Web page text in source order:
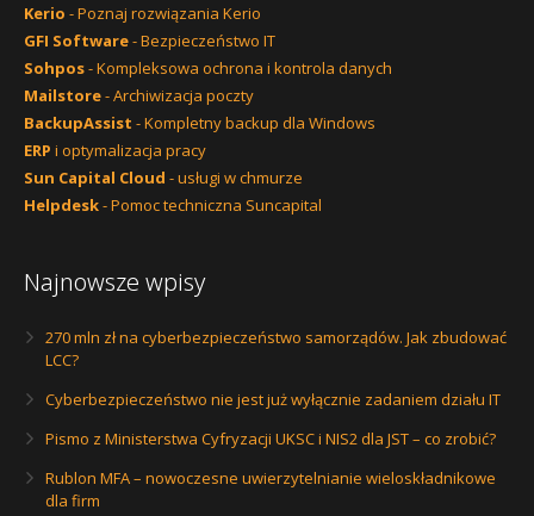
Kerio - Poznaj rozwiązania Kerio
GFI Software- Bezpieczeństwo IT
Sohpos- Kompleksowa ochrona i kontrola danych
Mailstore- Archiwizacja poczty
BackupAssist - Kompletny backup dla Windows
ERP i optymalizacja pracy
Sun Capital Cloud - usługi w chmurze
Helpdesk- Pomoc techniczna Suncapital
Najnowsze wpisy
270 mln zł na cyberbezpieczeństwo samorządów. Jak zbudować
LCC?
Cyberbezpieczeństwo nie jest już wyłącznie zadaniem działu IT
Pismo z Ministerstwa Cyfryzacji UKSC i NIS2 dla JST – co zrobić?
Rublon MFA – nowoczesne uwierzytelnianie wieloskładnikowe
dla firm